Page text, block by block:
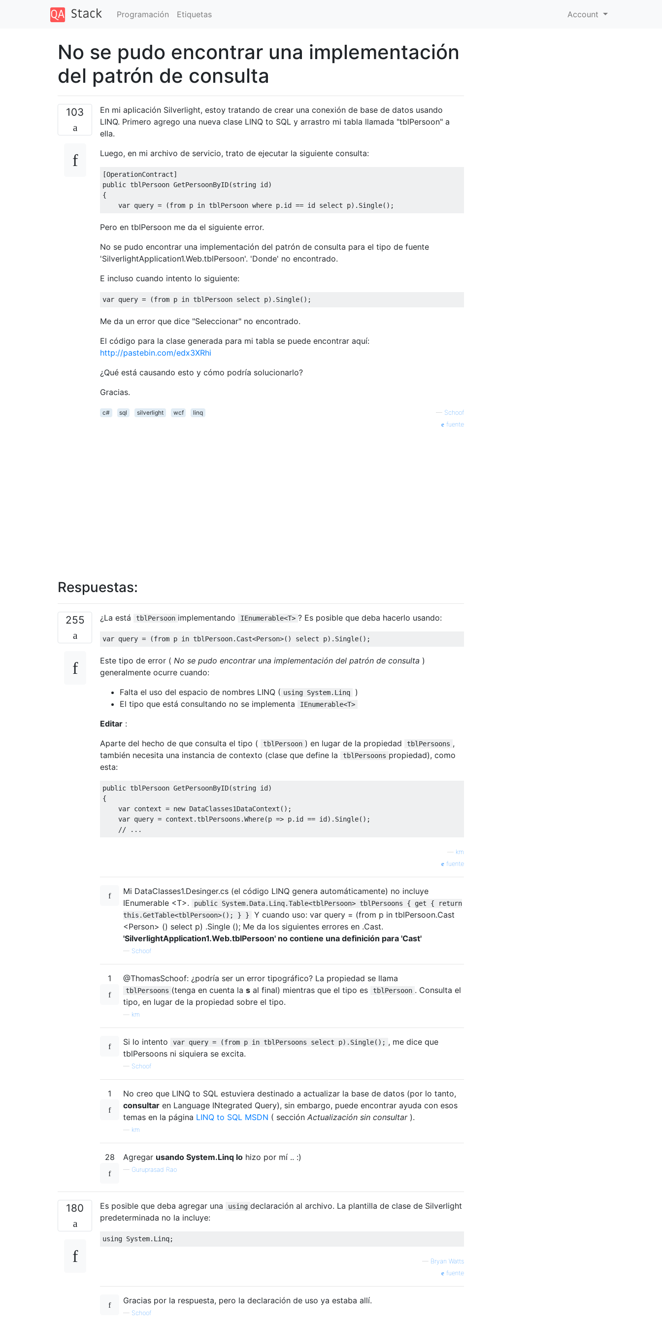
Programación Etiquetas Account
No se pudo encontrar una implementación
del patrón de consulta
103
En mi aplicación Silverlight, estoy tratando de crear una conexión de base de datos usando
LINQ. Primero agrego una nueva clase LINQ to SQL y arrastro mi tabla llamada "tblPersoon" a
ella.
Luego, en mi archivo de servicio, trato de ejecutar la siguiente consulta:
[OperationContract]
public tblPersoon GetPersoonByID(string id)
{
var query = (from p in tblPersoon where p. id == id select p). Single();
Pero en tblPersoon me da el siguiente error.
No se pudo encontrar una implementación del patrón de consulta para el tipo de fuente
'SilverlightApplication1.Web.tblPersoon'. 'Donde' no encontrado.
E incluso cuando intento lo siguiente:
var query = (from p in tblPersoon select p). Single();
Me da un error que dice "Seleccionar" no encontrado.
El código para la clase generada para mi tabla se puede encontrar aquí:
http://pastebin.com/edx3XRhi
¿Qué está causando esto y cómo podría solucionarlo?
Gracias.
c# sql silverlight wcf linq — Schoof
fuente
Respuestas:
255 ¿La está tblPersoon implementando IEnumerable<T> ? Es posible que deba hacerlo usando:
var query = (from p in tblPersoon. Cast<Person>() select p). Single();
Este tipo de error ( No se pudo encontrar una implementación del patrón de consulta )
generalmente ocurre cuando:
Falta el uso del espacio de nombres LINQ ( using System.Linq
)
El tipo que está consultando no se implementa
IEnumerable<T>
Editar :
Aparte del hecho de que consulta el tipo (
tblPersoon ) en lugar de la propiedad tblPersoons ,
también necesita una instancia de contexto (clase que define la
tblPersoons propiedad), como
esta:
public tblPersoon GetPersoonByID(string id)
{
var context = new DataClasses1DataContext ();
var query = context .tblPersoons .Where(p => p. id == id). Single();
// ...
km
fuente
Mi DataClasses1.Desinger.cs (el código LINQ genera automáticamente) no incluye
IEnumerable <T>.
public System.Data.Linq.Table<tblPersoon> tblPersoons { get { return
this.GetTable<tblPersoon>(); } }
Y cuando uso: var query = (from p in tblPersoon.Cast
<Person> () select p) .Single (); Me da los siguientes errores en .Cast.
'SilverlightApplication1.Web.tblPersoon' no contiene una definición para 'Cast'
— Schoof
1 @ThomasSchoof: ¿podría ser un error tipográfico? La propiedad se llama
tblPersoons (tenga en cuenta la s al final) mientras que el tipo es tblPersoon . Consulta el
tipo, en lugar de la propiedad sobre el tipo.
km
Si lo intento var query = (from p in tblPersoons select p).Single(); , me dice que
tblPersoons ni siquiera se excita.
— Schoof
1
No creo que LINQ to SQL estuviera destinado a actualizar la base de datos (por lo tanto,
consultar en Language INtegrated Query), sin embargo, puede encontrar ayuda con esos
temas en la página LINQ to SQL MSDN ( sección Actualización sin consultar).
km
28 Agregar usando System.Linq lo hizo por mí .. :)
— Guruprasad Rao
180 Es posible que deba agregar una using declaración al archivo. La plantilla de clase de Silverlight
predeterminada no la incluye:
using System. Linq;
— Bryan Watts
fuente
Gracias por la respuesta, pero la declaración de uso ya estaba allí.
— Schoof